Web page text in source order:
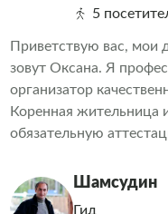
5
Приветствую вас, мои
зовут Оксана. Я
организатор
Коренная жительница
обязательную
всегда позитивно,
главное — время
Шамсудин
Гид